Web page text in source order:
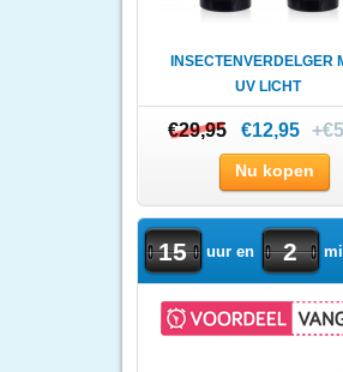
INSECTENVERDELGER
UV LICHT
€29,95
€29,95 €12,95
Nu kopen
15 uur en 2